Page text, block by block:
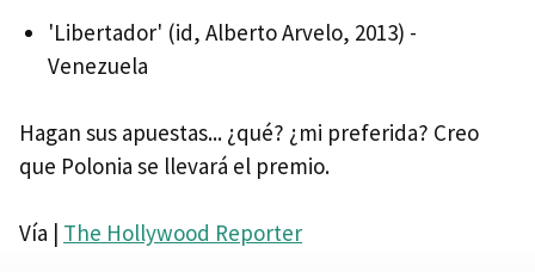
'Libertador' (id, Alberto Arvelo, 2013) -
Venezuela
Hagan sus apuestas... ¿qué? ¿mi preferida? Creo
que Polonia se llevará el premio.
Vía | The Hollywood Reporter